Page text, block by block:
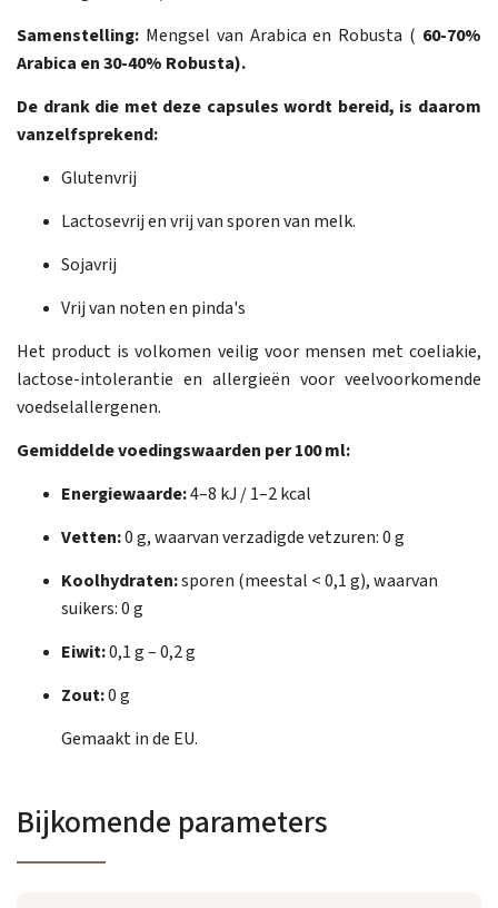
Samenstelling: Mengsel van Arabica en Robusta ( 60-70%
Arabica en 30-40% Robusta).
De drank die met deze capsules wordt bereid, is daarom
vanzelfsprekend:
Glutenvrij
Lactosevrij en vrij van sporen van melk.
Sojavrij
Vrij van noten en pinda's
Het product is volkomen veilig voor mensen met coeliakie,
lactose-intolerantie en allergieën voor veelvoorkomende
voedselallergenen.
Gemiddelde voedingswaarden per 100 ml:
Energiewaarde:4–8 kJ / 1–2 kcal
Vetten:0 g, waarvan verzadigde vetzuren: 0 g
Koolhydraten:sporen (meestal < 0,1 g), waarvan
suikers: 0 g
Eiwit:0,1 g – 0,2 g
Zout:0 g
Gemaakt in de EU.
Bijkomende parameters